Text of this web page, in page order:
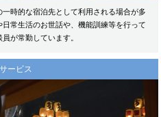
時的な宿泊先として利用される場合が多
常生活のお世話や、機能訓練等を行って
が常勤しています。
ービス